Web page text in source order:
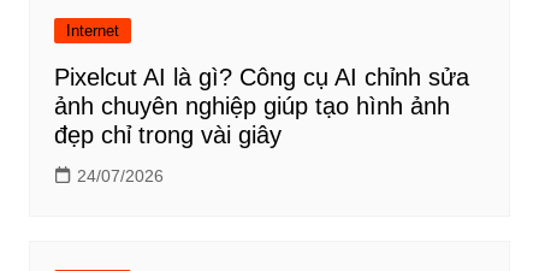
Internet
Pixelcut AI là gì? Công cụ AI chỉnh sửa
ảnh chuyên nghiệp giúp tạo hình ảnh
đẹp chỉ trong vài giây
24/07/2026